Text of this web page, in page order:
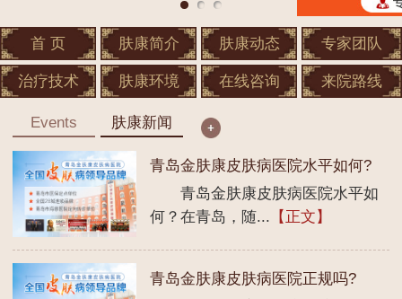
首 页 肤康简介 肤康动态 专家团队
治疗技术 肤康环境 在线咨询 来院路线
Events 肤康新闻
青岛金肤康皮肤病医院水平如何?
青岛金肤康皮肤病医院水平如
何？在青岛，随... 【正文】
青岛金肤康皮肤病医院正规吗?